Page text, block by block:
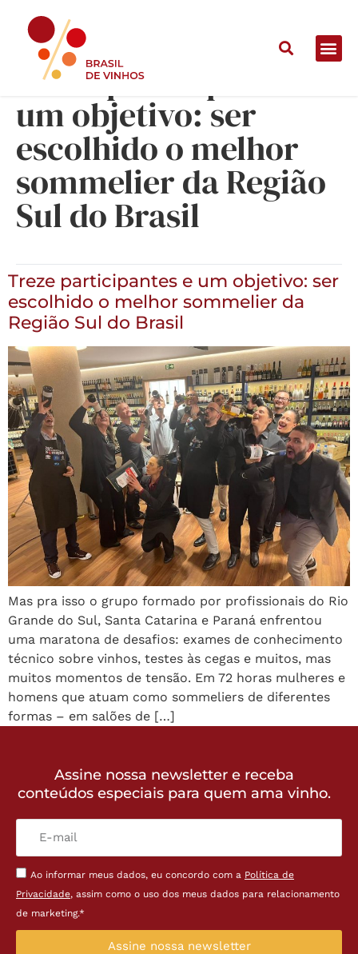
Treze participantes e
um objetivo: ser
escolhido o melhor
sommelier da Região
Sul do Brasil
Treze participantes e um objetivo: ser
escolhido o melhor sommelier da
Região Sul do Brasil
Mas pra isso o grupo formado por profissionais do Rio
Grande do Sul, Santa Catarina e Paraná enfrentou
uma maratona de desafios: exames de conhecimento
técnico sobre vinhos, testes às cegas e muitos, mas
muitos momentos de tensão. Em 72 horas mulheres e
homens que atuam como sommeliers de diferentes
formas – em salões de […]
Assine nossa newsletter e receba
conteúdos especiais para quem ama vinho.
Ao informar meus dados, eu concordo com a Política de
Privacidade, assim como o uso dos meus dados para relacionamento
de marketing.*
Assine nossa newsletter